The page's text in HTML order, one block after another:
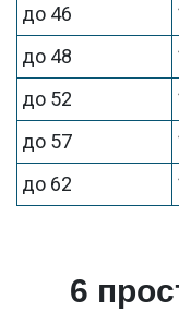
до 46
до 48
до 52
до 57
до 62
6